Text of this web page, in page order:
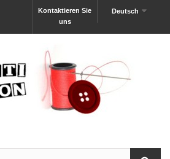
Deutsch
Kontaktieren Sie
uns